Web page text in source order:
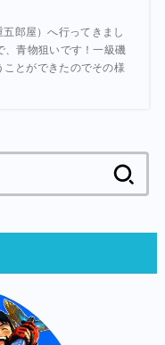
郎屋）へ行ってきまし
青物狙いです！一級磯
とができたのでその様